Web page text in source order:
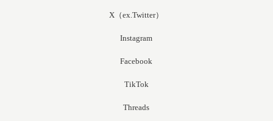
X（ex.Twitter）
Instagram
Facebook
TikTok
Threads